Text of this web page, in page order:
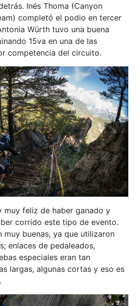
Inés Thoma (Canyon
completó el podio en tercer
Würth tuvo una buena
15va en una de las
competencia del circuito.
muy feliz de haber ganado y
corrido este tipo de evento.
muy buenas, ya que utilizaron
enlaces de pedaleados,
especiales eran tan
largas, algunas cortas y eso es